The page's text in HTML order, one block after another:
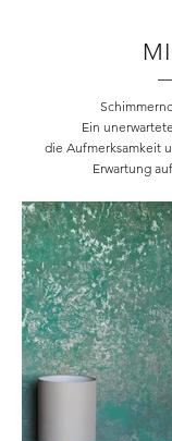
Ein
die Aufmerksamkeit
Erwartung